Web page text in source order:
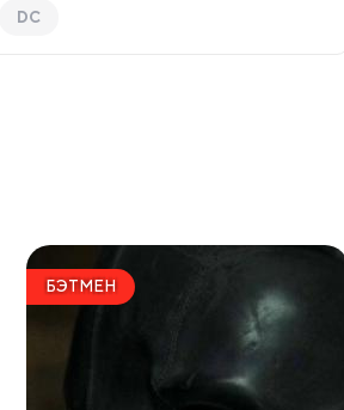
DC
БЭТМЕН